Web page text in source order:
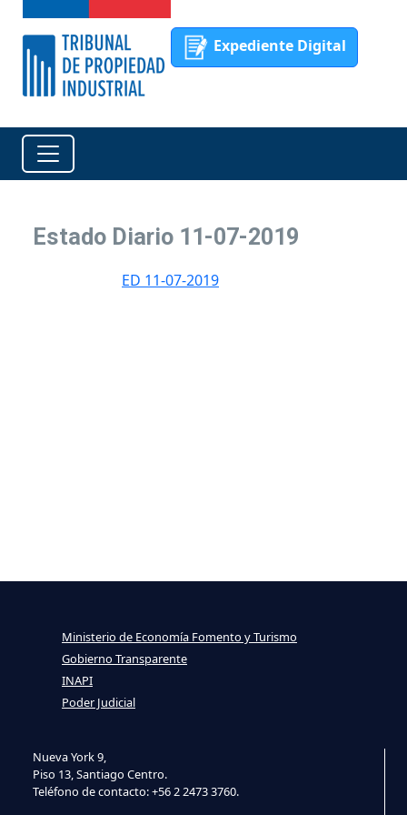
Expediente Digital
Estado Diario 11-07-2019
ED 11-07-2019
Nueva York 9,
Piso 13, Santiago Centro.
Teléfono de contacto: +56 2 2473 3760.
Ministerio de Economía Fomento y Turismo
Gobierno Transparente
INAPI
Poder Judicial